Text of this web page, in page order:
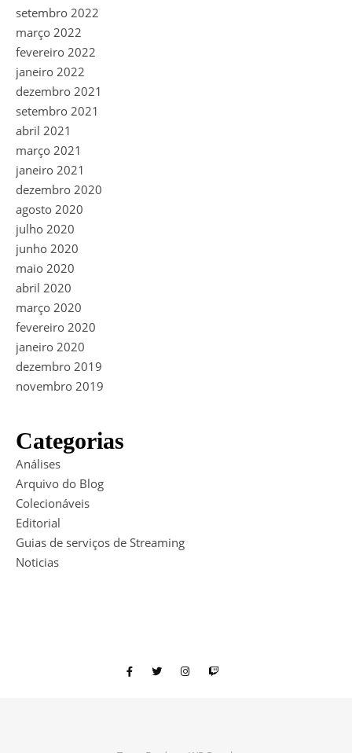
setembro 2022
março 2022
fevereiro 2022
janeiro 2022
dezembro 2021
setembro 2021
abril 2021
março 2021
janeiro 2021
dezembro 2020
agosto 2020
julho 2020
junho 2020
maio 2020
abril 2020
março 2020
fevereiro 2020
janeiro 2020
dezembro 2019
novembro 2019
Categorias
Análises
Arquivo do Blog
Colecionáveis
Editorial
Guias de serviços de Streaming
Noticias